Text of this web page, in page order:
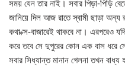
সময় যেন তার নাই। সবার পিড়া-পিড়ি
জানিয়ে দিল আজ রাতে স্বামী ছাড়া
কথা ক্স-বাজারেই থাকবে না। এরপরেও
করে তবে সে দুপুরের কোন এক বাস ধরে
সবার সিধ্যান্ত মানান গেলনা তখন